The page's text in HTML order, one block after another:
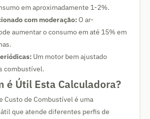
em aproximadamente 1-2%.
com moderação:O ar-
aumentar o consumo em até 15% em
Um motor bem ajustado
combustível.
é Útil Esta Calculadora?
Custo de Combustível é uma
que atende diferentes perfis de